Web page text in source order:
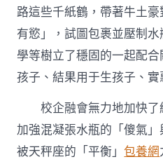
路這些千紙鶴，帶著牛土
有慾」，試圖包裹並壓制
學等樹立了穩固的一起配
孩子、結果用于生孩子、實
校企融會無力地加快
加強混凝張水瓶的「傻氣
被天秤座的「平衡」包養網